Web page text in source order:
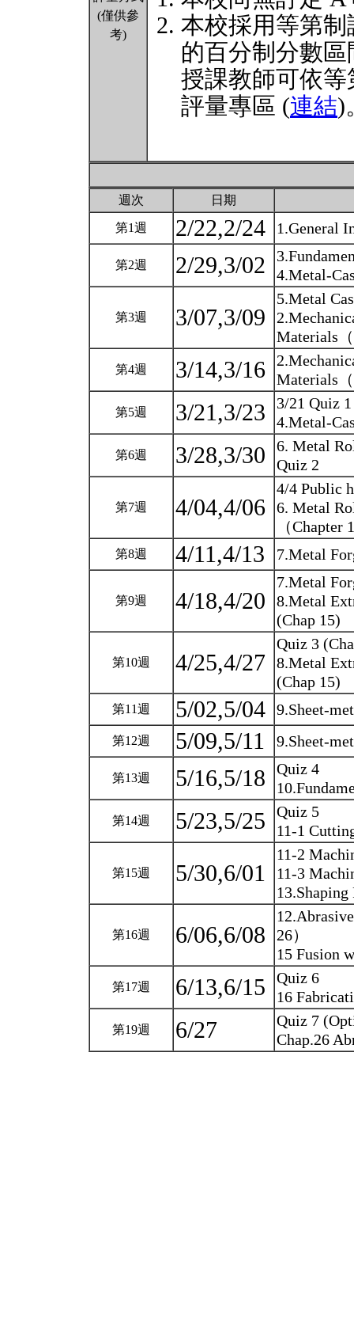
(僅供參
考)
本校採用等第
的百分制分數
授課教師可依
評量專區 (連結)
週次 日期
第1週 2/22,2/24 1.General
第2週 2/29,3/02
4.Metal-
第3週 3/07,3/09
5.Metal
Materials
第4週 3/14,3/16
Materials
第5週 3/21,3/23
3/21 Quiz 1
4.Metal-
第6週 3/28,3/30
6. Metal
Quiz 2
第7週 4/04,4/06
4/4 Public
6. Metal
（Chapter
第8週 4/11,4/13 7.Metal
第9週 4/18,4/20
7.Metal
8.Metal
(Chap 15)
第10週 4/25,4/27
Quiz 3
8.Metal
(Chap 15)
第11週 5/02,5/04 9.Sheet-
第12週 5/09,5/11 9.Sheet-
第13週 5/16,5/18
Quiz 4
第14週 5/23,5/25
Quiz 5
11-1
第15週 5/30,6/01
11-2
11-3
第16週 6/06,6/08
26）
15 Fusion
第17週 6/13,6/15
Quiz 6
16
第19週 6/27
Quiz 7
Chap.26